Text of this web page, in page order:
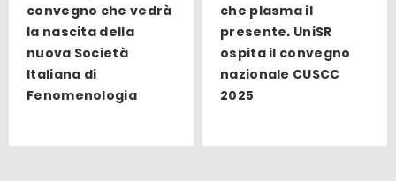
convegno che vedrà
la nascita della
nuova Società
Italiana di
Fenomenologia
che plasma il
presente. UniSR
ospita il convegno
nazionale CUSCC
2025